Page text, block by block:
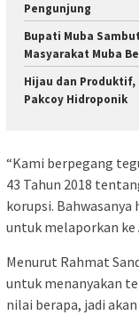
Pengunjung
Bupati Muba
Masyarakat Muba
Hijau dan
Pakcoy Hidroponik
“Kami berpegang
43 Tahun 2018
korupsi.
untuk melaporkan ke
Menurut Rahmat
untuk menanyakan
nilai berapa, jadi